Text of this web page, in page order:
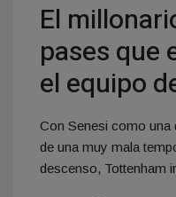
El
pases que
el equipo
Con Senesi como una
de una muy mala
descenso, Tottenham